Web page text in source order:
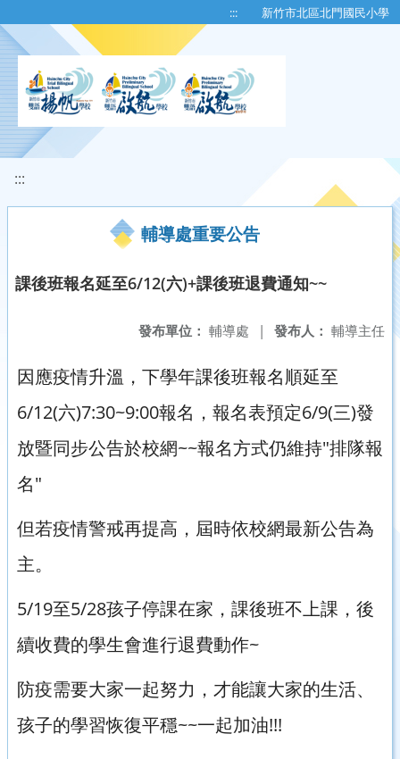
::: 新竹市北區北門國民小學
:::
輔導處重要公告
課後班報名延至6/12(六)+課後班退費通知~~
發布人： 輔導主任
發布單位： 輔導處 |
因應疫情升溫，下學年課後班報名順延至
6/12(六)7:30~9:00報名，報名表預定6/9(三)發
放暨同步公告於校網~~報名方式仍維持"排隊報
名"
但若疫情警戒再提高，屆時依校網最新公告為
主。
5/19至5/28孩子停課在家，課後班不上課， 後
續收費的學生會進行退費動作~
防疫需要大家一起努力，才能讓大家的生活、
孩子的學習恢復平穩~~一起加油!!!